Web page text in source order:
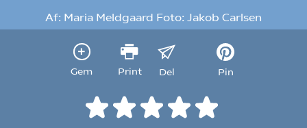
Af: Maria Meldgaard Foto: Jakob Carlsen
Gem Print Del Pin